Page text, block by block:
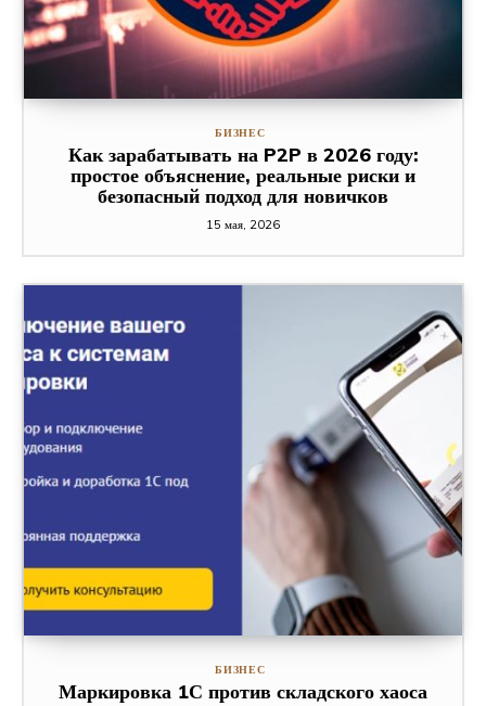
БИЗНЕС
Как зарабатывать на P2P в 2026 году:
простое объяснение, реальные риски и
безопасный подход для новичков
15 мая, 2026
БИЗНЕС
Маркировка 1С против складского хаоса